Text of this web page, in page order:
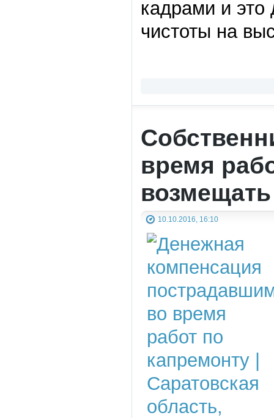
кадрами и это
чистоты на
время
10.10.2016, 16:10